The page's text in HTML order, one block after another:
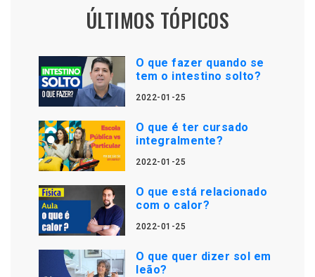
ÚLTIMOS TÓPICOS
O que fazer quando se
tem o intestino solto?
2022-01-25
O que é ter cursado
integralmente?
2022-01-25
O que está relacionado
com o calor?
2022-01-25
O que quer dizer sol em
leão?